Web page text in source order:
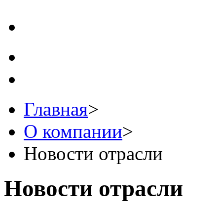
Главная>
О компании>
Новости отрасли
Новости отрасли